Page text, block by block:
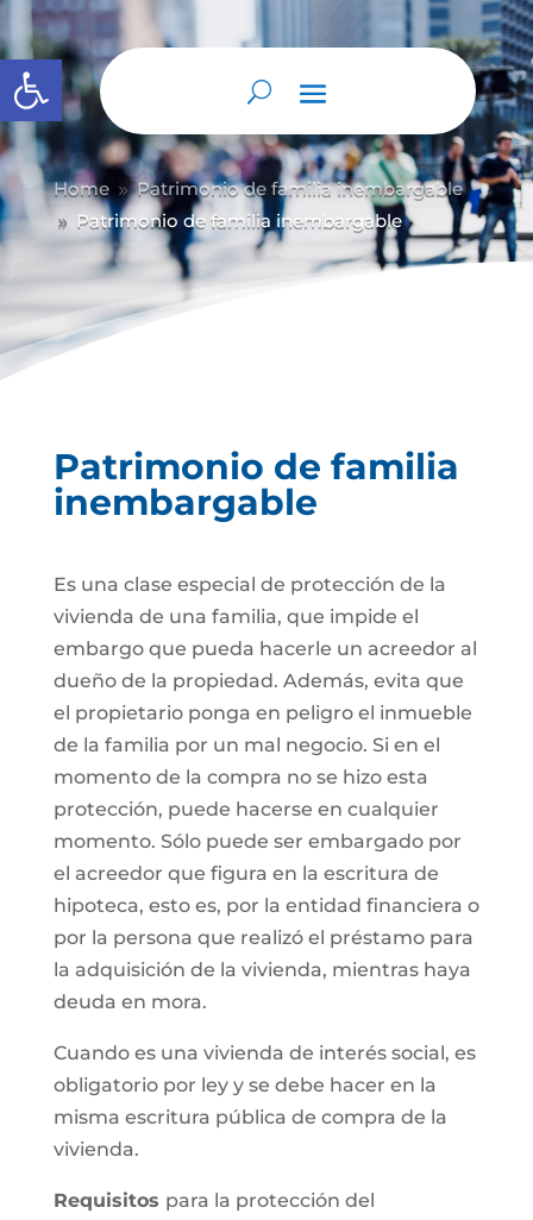
Abrir barra de herramientas
Home 9 Patrimonio de familia inembargable
9 Patrimonio de familia inembargable
Patrimonio de familia
inembargable
Es una clase especial de protección de la
vivienda de una familia, que impide el
embargo que pueda hacerle un acreedor al
dueño de la propiedad. Además, evita que
el propietario ponga en peligro el inmueble
de la familia por un mal negocio. Si en el
momento de la compra no se hizo esta
protección, puede hacerse en cualquier
momento. Sólo puede ser embargado por
el acreedor que figura en la escritura de
hipoteca, esto es, por la entidad financiera o
por la persona que realizó el préstamo para
la adquisición de la vivienda, mientras haya
deuda en mora.
Cuando es una vivienda de interés social, es
obligatorio por ley y se debe hacer en la
misma escritura pública de compra de la
vivienda.
Requisitos para la protección del